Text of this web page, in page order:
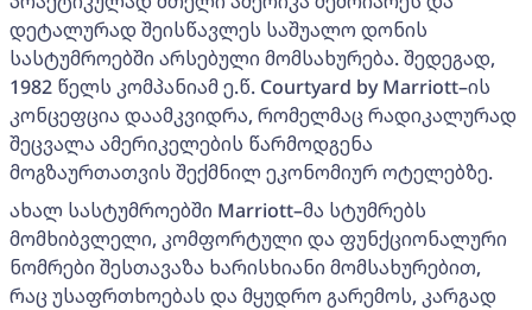
დეტალურად შეისწავლეს საშუალო დონის
სასტუმროებში არსებული მომსახურება. შედეგად,
1982 წელს კომპანიამ ე.წ. Courtyard by Marriott–ის
კონცეფცია დაამკვიდრა, რომელმაც რადიკალურად
შეცვალა ამერიკელების წარმოდგენა
მოგზაურთათვის შექმნილ ეკონომიურ ოტელებზე.
ახალ სასტუმროებში Marriott–მა სტუმრებს
მომხიბვლელი, კომფორტული და ფუნქციონალური
ნომრები შესთავაზა ხარისხიანი მომსახურებით,
რაც უსაფრთხოებას და მყუდრო გარემოს, კარგად